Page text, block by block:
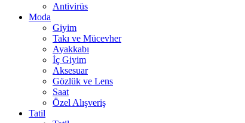
Antivirüs
Moda
Giyim
Takı ve Mücevher
Ayakkabı
İç Giyim
Aksesuar
Gözlük ve Lens
Saat
Özel Alışveriş
Tatil